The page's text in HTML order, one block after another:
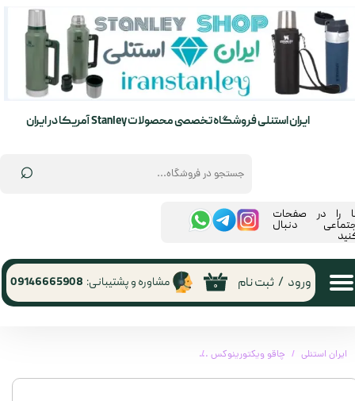
⌕
ایران استنلی فروشگاه تخصصی محصولات Stanley آمریکا در ایران
۰ ورود / ثبت نام
حساب کاربری من
تغییر گذر واژه
مشاوره و پشتیبانی: 09146665908
را در صفحات
دنبال
ایران استنلی چاقو ویکتورینوکس